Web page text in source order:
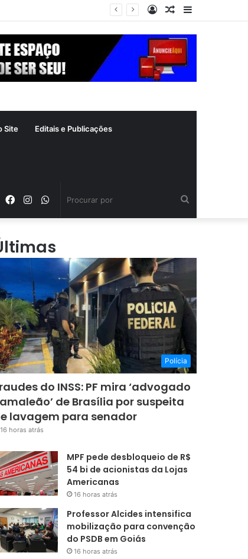
Barra
Artigo
Entrar
Site Editais e Publicações
WhatsApp
Instagram
Facebook
Polícia
do INSS: PF mira ‘advogado
de Brasília por suspeita
lavagem para senador
16 horas atrás
MPF pede desbloqueio de R$
54 bi de acionistas da Lojas
Americanas
16 horas atrás
Professor Alcides intensifica
mobilização para convenção
do PSDB em Goiás
16 horas atrás